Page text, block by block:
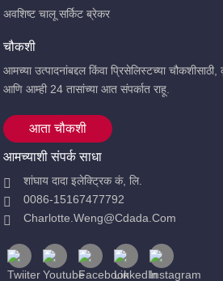
अवशिष्ट चालू सर्किट ब्रेकर
चौकशी
आमच्या उत्पादनांबद्दल किंवा प्रिसेलिस्टच्या
आणि आम्ही 24 तासांच्या आत संपर्कात राहू.
आता चौकशी
आमच्याशी संपर्क साधा
शांघाय दादा इलेक्ट्रिक कं, लि.
0086-15167477792
Charlotte.weng@cdada.com